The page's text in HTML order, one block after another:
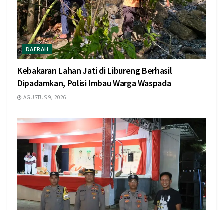
DAERAH
Kebakaran Lahan Jati di Libureng Berhasil
Dipadamkan, Polisi Imbau Warga Waspada
AGUSTUS 9, 2026